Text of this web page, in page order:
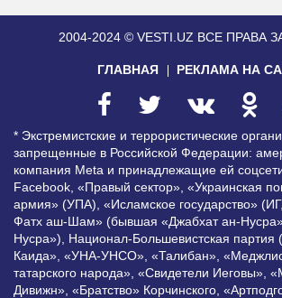
2004-2024 © VESTI.UZ ВСЕ ПРАВА
ГЛАВНАЯ РЕКЛАМА НА
* Экстремистские и террористические
запрещенные в Российской Федерации:
компания Meta и принадлежащие ей
Facebook, «Правый сектор», «Украинская
армия» (УПА), «Исламское государство»
Фатх аш-Шам» (бывшая «Джабхат ан-
Нусра»), Национал-Большевистская
Каида», «УНА-УНСО», «Талибан»,
татарского народа», «Свидетели Иеговы»,
Дивижн», «Братство» Корчинского,